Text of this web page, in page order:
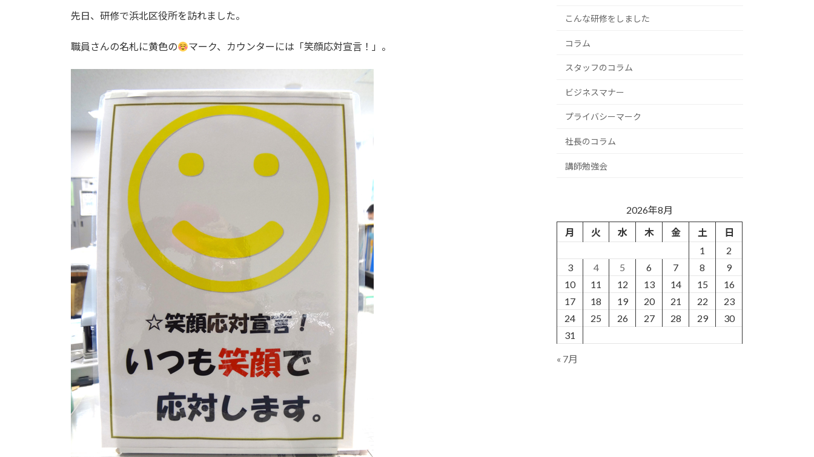
新
:
先日、研修で浜北区役所を訪れました。
職員さんの名札に黄色の マーク、カウンターには「笑顔応対宣言！」。
こんな研修をしました
コラム
スタッフのコラム
ビジネスマナー
プライバシーマーク
社長のコラム
講師勉強会
2026年8月
月
火 水 木 金 土
日
1
2
3
4 5 6 7 8
9
10
11 12 13 14 15
16
17
18 19 20 21 22
23
24
25 26 27 28 29
30
31
« 7月